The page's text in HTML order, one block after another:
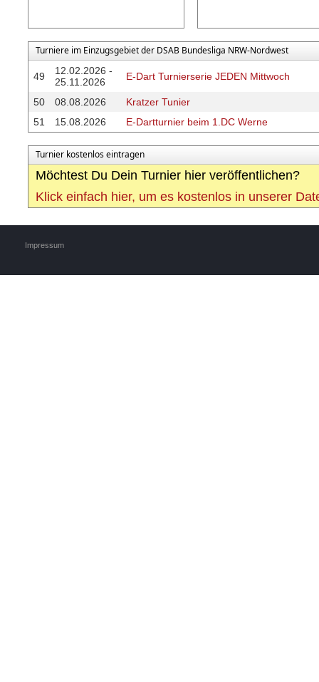
Turniere im Einzugsgebiet der DSAB Bundesliga NRW-Nordwest
49
12.02.2026 -
25.11.2026
E-Dart Turnierserie JEDEN Mittwoch
50 08.08.2026
Kratzer Tunier
51
15.08.2026 E-Dartturnier beim 1.DC Werne
Turnier kostenlos eintragen
Möchtest Du Dein Turnier hier veröffentlichen?
Klick einfach hier, um es kostenlos in unserer
Impressum